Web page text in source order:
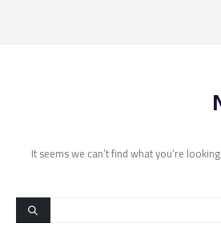
It seems we can’t find what you’re